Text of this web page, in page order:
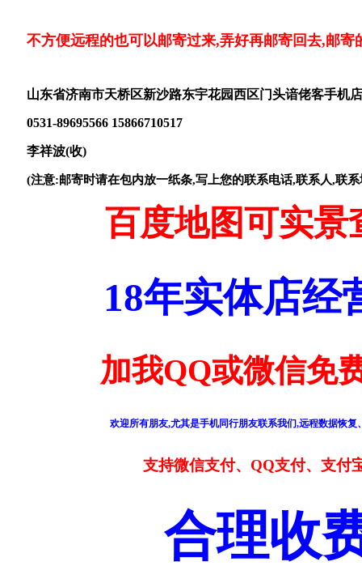
不方便远程的也可以邮寄过来,弄好再邮寄回去,邮寄
山东省济南市天桥区新沙路东宇花园西区门头谙佬客手机店
0531-89695566 15866710517
李祥波(收)
(注意:邮寄时请在包内放一纸条,写上您的联系电话,联系人,联
百度地图可实景
18年实体店经
加我QQ或微信免
欢迎所有朋友,尤其是手机同行朋友联系我们,远程数据恢
支持微信支付、QQ支付、支付
合理收